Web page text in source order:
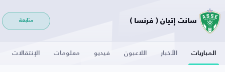
سانت إتيان ( فرنسا ) متابعة
المباريات الأخبار اللاعبون فيديو معلومات الإنتقالات